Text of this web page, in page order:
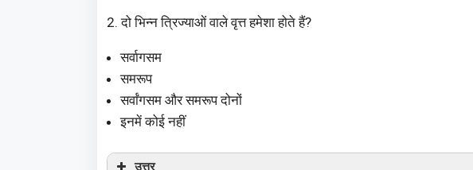
2. दो भिन्न त्रिज्याओं वाले वृत्त हमेशा होते हैं?
सर्वागसम
समरूप
सर्वांगसम और समरूप दोनों
इनमें कोई नहीं
उत्तर